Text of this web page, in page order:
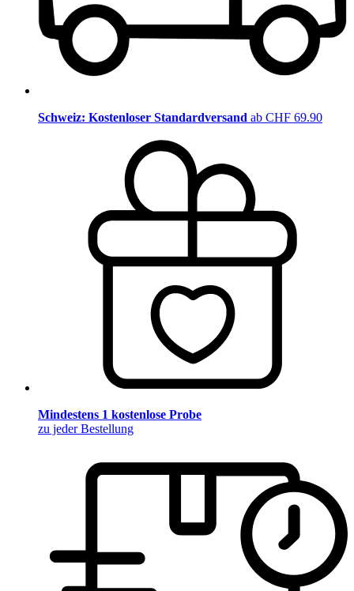
Schweiz: Kostenloser Standardversand ab CHF 69.90
Mindestens 1 kostenlose Probe
zu jeder Bestellung